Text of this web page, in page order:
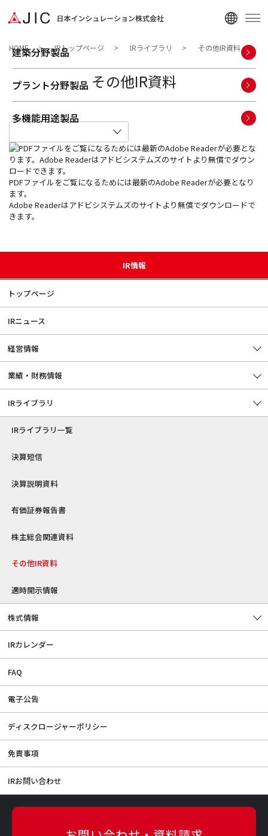
建築分野製品
プラント分野製品
多機能用途製品
企業情報
ニュース
資料ダウンロード
サステナビリティ
IR情報
IR情報
トップページ
IRニュース
経営情報
業績・財務情報
IRライブラリ
IRライブラリ一覧
決算短信
決算説明資料
有価証券報告書
株主総会関連資料
その他IR資料
適時開示情報
株式情報
IRカレンダー
FAQ
電子公告
ディスクロージャーポリシー
免責事項
IRお問い合わせ
HOME IRトップページ IRライブラリ その他IR資料
その他IR資料
PDFファイルをご覧になるためには最新のAdobe Readerが必要となり
ます。
Adobe Readerはアドビシステムズのサイトより無償でダウンロードで
きます。